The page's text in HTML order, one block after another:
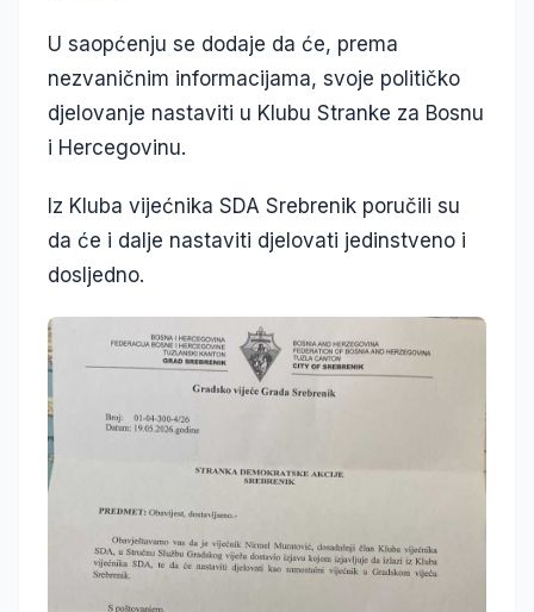
U saopćenju se dodaje da će, prema
nezvaničnim informacijama, svoje političko
djelovanje nastaviti u Klubu Stranke za Bosnu
i Hercegovinu.
Iz Kluba vijećnika SDA Srebrenik poručili su
da će i dalje nastaviti djelovati jedinstveno i
dosljedno.